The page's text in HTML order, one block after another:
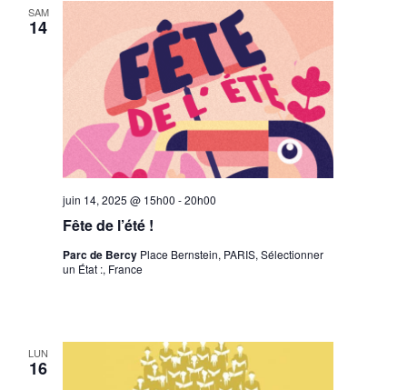
SAM
14
Fête de l’été !
juin 14, 2025 @ 15h00 -20h00
Parc de Bercy Place Bernstein, PARIS, Sélectionner
un État :, France
LUN
16